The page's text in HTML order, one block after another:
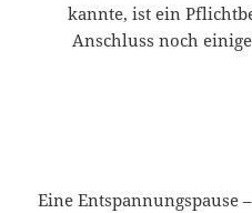
kannte, ist ein
Anschluss noch
Eine Entspannungspause